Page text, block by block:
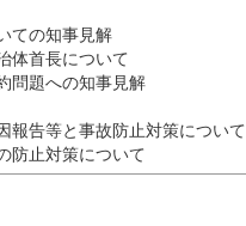
ての知事見解
体首長について
問題への知事見解
告等と事故防止対策について
防止対策について